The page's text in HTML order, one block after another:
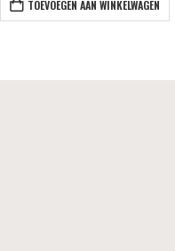
TOEVOEGEN AAN WINKELWAGEN